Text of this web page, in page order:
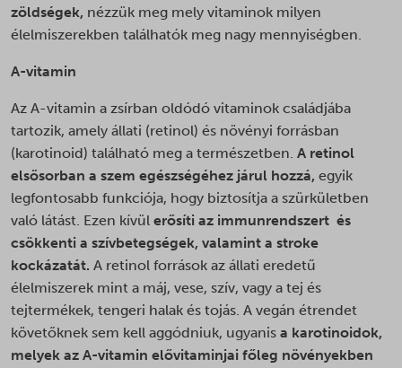
zöldségek, nézzük meg mely vitaminok milyen
élelmiszerekben találhatók meg nagy mennyiségben.
A-vitamin
Az A-vitamin a zsírban oldódó vitaminok családjába
tartozik, amely állati (retinol) és növényi forrásban
(karotinoid) található meg a természetben. A retinol
elsősorban a szem egészségéhez járul hozzá, egyik
legfontosabb funkciója, hogy biztosítja a szürkületben
való látást. Ezen kívül erősíti az immunrendszert és
csökkenti a szívbetegségek, valamint a stroke
kockázatát. A retinol források az állati eredetű
élelmiszerek mint a máj, vese, szív, vagy a tej és
tejtermékek, tengeri halak és tojás. A vegán étrendet
követőknek sem kell aggódniuk, ugyanis a karotinoidok,
melyek az A-vitamin elővitaminjai főleg növényekben